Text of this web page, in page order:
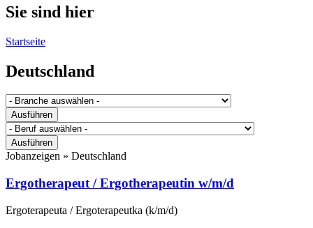
Sie sind hier
Startseite
Deutschland
Jobanzeigen » Deutschland
Ergotherapeut / Ergotherapeutin w/m/d
Ergoterapeuta / Ergoterapeutka (k/m/d)